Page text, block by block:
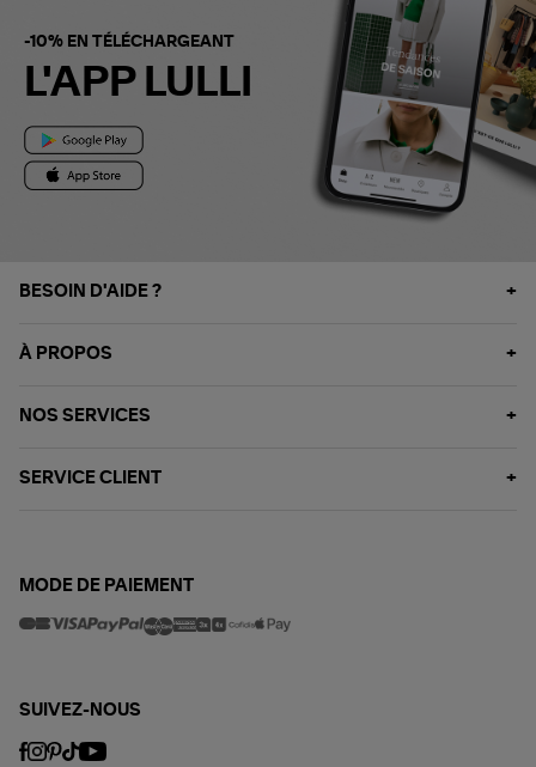
-10% EN TÉLÉCHARGEANT
L'APP LULLI
BESOIN D'AIDE ?
À PROPOS
NOS SERVICES
SERVICE CLIENT
MODE DE PAIEMENT
SUIVEZ-NOUS